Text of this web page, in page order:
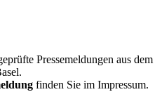
Pressemeldungen aus dem
finden Sie im Impressum.